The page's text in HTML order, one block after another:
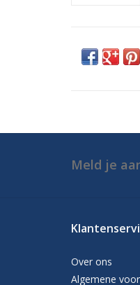
Meld je
Over ons
Algemene